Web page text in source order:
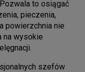
to osiągać
pieczenia,
powierzchnia nie
na wysokie
szefów